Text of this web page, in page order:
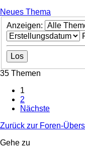
Neues Thema
Anzeigen:
35 Themen
1
2
Nächste
Zurück zur Foren-
Gehe zu